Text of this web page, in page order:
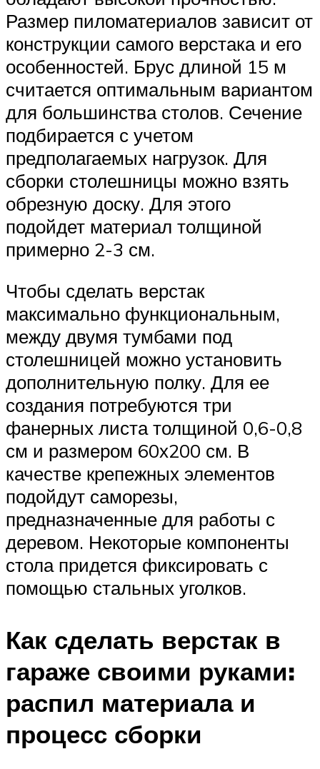
Размер пиломатериалов зависит от
конструкции самого верстака и его
особенностей. Брус длиной 15 м
считается оптимальным вариантом
для большинства столов. Сечение
подбирается с учетом
предполагаемых нагрузок. Для
сборки столешницы можно взять
обрезную доску. Для этого
подойдет материал толщиной
примерно 2-3 см.
Чтобы сделать верстак
максимально функциональным,
между двумя тумбами под
столешницей можно установить
дополнительную полку. Для ее
создания потребуются три
фанерных листа толщиной 0,6-0,8
см и размером 60х200 см. В
качестве крепежных элементов
подойдут саморезы,
предназначенные для работы с
деревом. Некоторые компоненты
стола придется фиксировать с
помощью стальных уголков.
Как сделать верстак в
гараже своими руками:
распил материала и
процесс сборки